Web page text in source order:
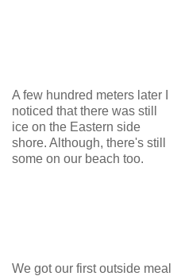
A few hundred meters later I
noticed that there was still
ice on the Eastern side
shore. Although, there's still
some on our beach too.
We got our first outside meal